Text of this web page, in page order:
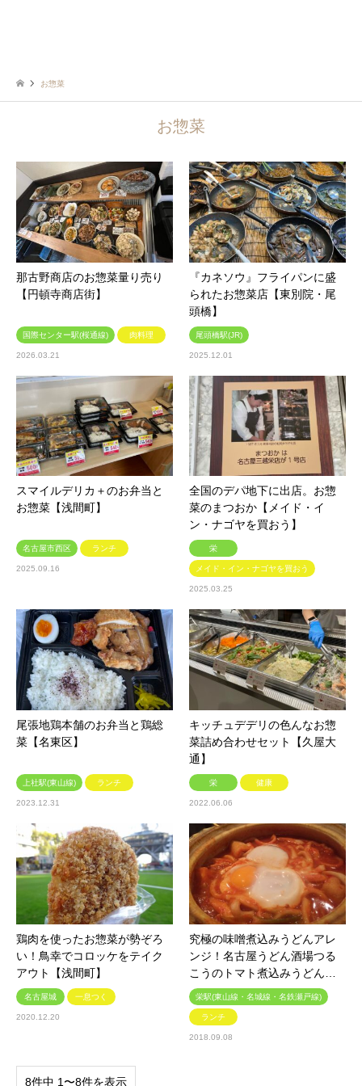
お惣菜
お惣菜
那古野商店のお惣菜量り売り
【円頓寺商店街】
国際センター駅(桜通線) 肉料理
2026.03.21
『カネソウ』フライパンに盛
られたお惣菜店【東別院・尾
頭橋】
尾頭橋駅(JR)
2025.12.01
スマイルデリカ＋のお弁当と
お惣菜【浅間町】
名古屋市西区 ランチ
2025.09.16
全国のデパ地下に出店。お惣
菜のまつおか【メイド・イ
ン・ナゴヤを買おう】
栄
メイド・イン・ナゴヤを買おう
2025.03.25
尾張地鶏本舗のお弁当と鶏総
菜【名東区】
上社駅(東山線) ランチ
2023.12.31
キッチュデデリの色んなお惣
菜詰め合わせセット【久屋大
通】
栄 健康
2022.06.06
鶏肉を使ったお惣菜が勢ぞろ
い！鳥幸でコロッケをテイク
アウト【浅間町】
名古屋城 一息つく
2020.12.20
究極の味噌煮込みうどんアレ
ンジ！名古屋うどん酒場つる
こうのトマト煮込みうどん…
栄駅(東山線・名城線・名鉄瀬戸線)
ランチ
2018.09.08
8件中 1〜8件を表示